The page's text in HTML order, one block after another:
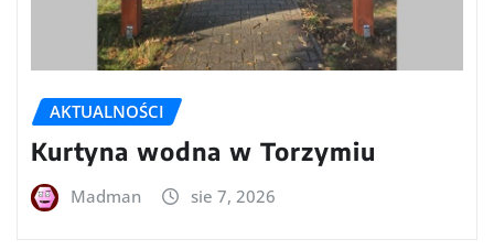
AKTUALNOŚCI
Kurtyna wodna w Torzymiu
Madman sie 7, 2026